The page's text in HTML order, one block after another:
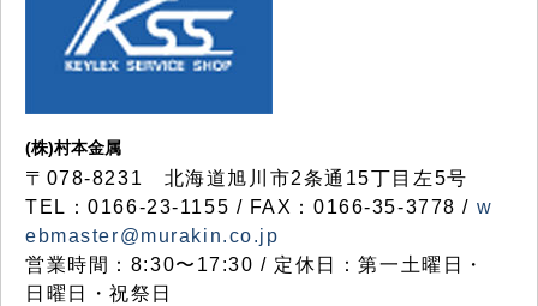
(株)村本金属
〒078-8231 北海道旭川市2条通15丁目左5号
TEL：0166-23-1155 / FAX：0166-35-3778 / w
ebmaster@murakin.co.jp
営業時間：8:30〜17:30 / 定休日：第一土曜日・
日曜日・祝祭日